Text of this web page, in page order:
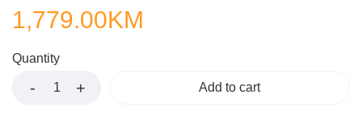
1,779.00KM
Quantity
Add to cart